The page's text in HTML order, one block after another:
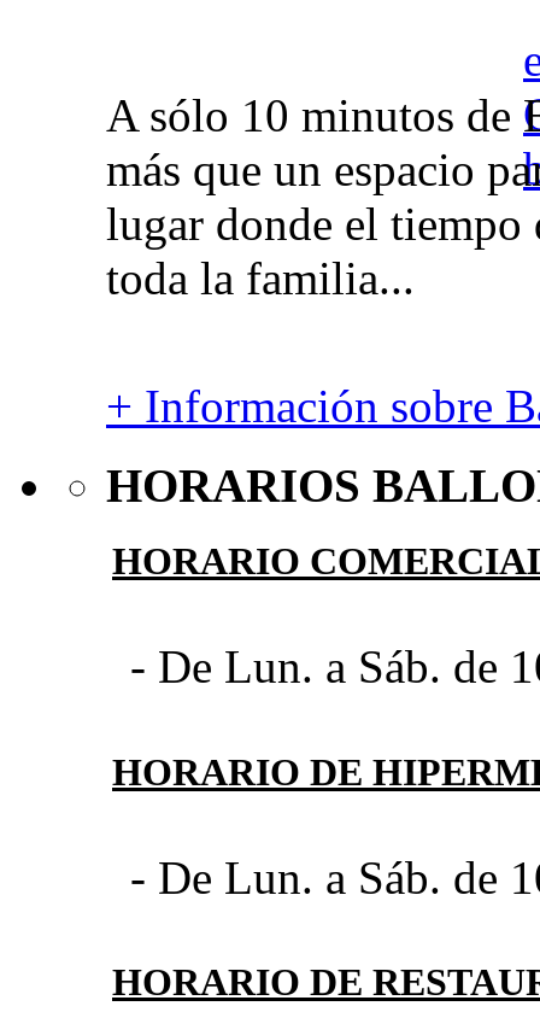
A sólo 10 minutos de
más que un espacio
lugar donde el tiempo
toda la familia...
+ Información sobre
HORARIOS
HORARIO
- De Lun. a Sáb. de
HORARIO DE
- De Lun. a Sáb. de
HORARIO DE